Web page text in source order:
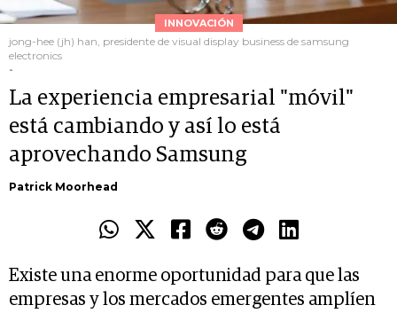
INNOVACIÓN
jong-hee (jh) han, presidente de visual display business de samsung
electronics
-
La experiencia empresarial "móvil"
está cambiando y así lo está
aprovechando Samsung
Patrick Moorhead
Existe una enorme oportunidad para que las
empresas y los mercados emergentes amplíen